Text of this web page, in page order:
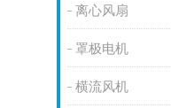
离心风扇
罩极电机
横流风机